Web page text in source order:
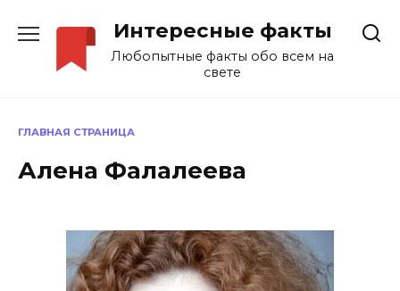
содержанию
Интересные факты
Любопытные факты обо всем на
свете
ГЛАВНАЯ СТРАНИЦА
Алена Фалалеева